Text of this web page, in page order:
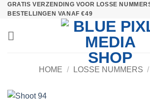
Ga
naar
inhoud
GRATIS VERZENDING VOOR LOSSE
BESTELLINGEN VANAF €49
HOME / LOSSE NUMMERS /